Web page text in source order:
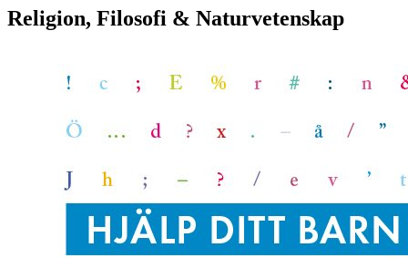
Religion, Filosofi & Naturvetenskap